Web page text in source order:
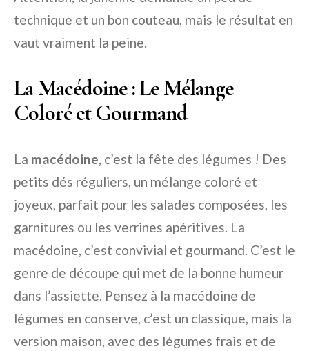
technique et un bon couteau, mais le résultat en
vaut vraiment la peine.
La Macédoine : Le Mélange
Coloré et Gourmand
La macédoine, c’est la fête des légumes ! Des
petits dés réguliers, un mélange coloré et
joyeux, parfait pour les salades composées, les
garnitures ou les verrines apéritives. La
macédoine, c’est convivial et gourmand. C’est le
genre de découpe qui met de la bonne humeur
dans l’assiette. Pensez à la macédoine de
légumes en conserve, c’est un classique, mais la
version maison, avec des légumes frais et de